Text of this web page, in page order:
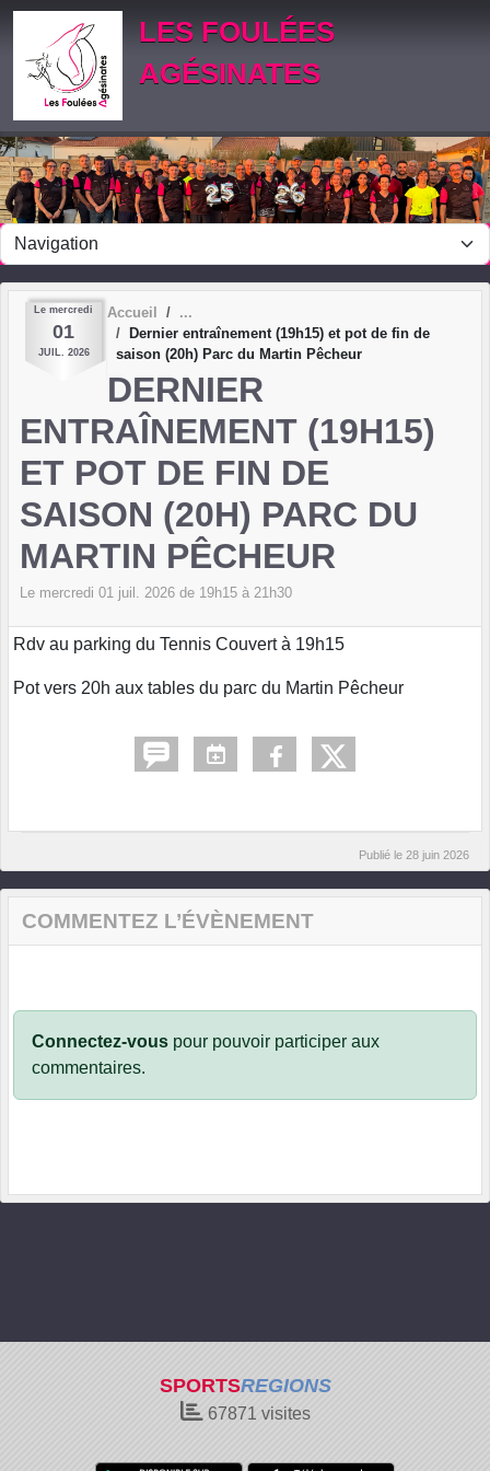
LES FOULÉES
AGÉSINATES
Le mercredi
01
JUIL. 2026
Accueil
Dernier entraînement (19h15) et pot de fin de
saison (20h) Parc du Martin Pêcheur
DERNIER
ENTRAÎNEMENT (19H15)
ET POT DE FIN DE
SAISON (20H) PARC DU
MARTIN PÊCHEUR
Le mercredi 01 juil. 2026 de 19h15 à 21h30
Rdv au parking du Tennis Couvert à 19h15
Pot vers 20h aux tables du parc du Martin Pêcheur
Publié le 28 juin 2026
COMMENTEZ L’ÉVÈNEMENT
Connectez-vous pour pouvoir participer aux
commentaires.
SPORTSREGIONS
67871 visites
Panneau de gestion des cookies